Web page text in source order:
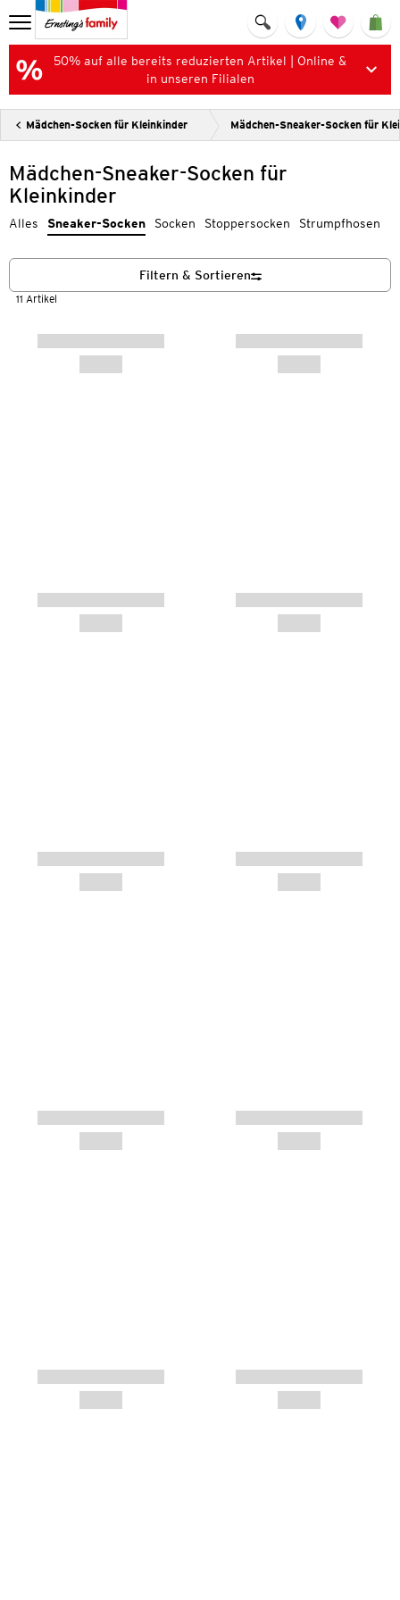
50% auf alle bereits reduzierten Artikel | Online &
in unseren Filialen
Mädchen-Socken für Kleinkinder Mädchen-Sneaker-Socken für
Mädchen-Sneaker-Socken für
Kleinkinder
Alles Sneaker-Socken Socken Stoppersocken Strumpfhosen
11 Artikel
Filtern & Sortieren